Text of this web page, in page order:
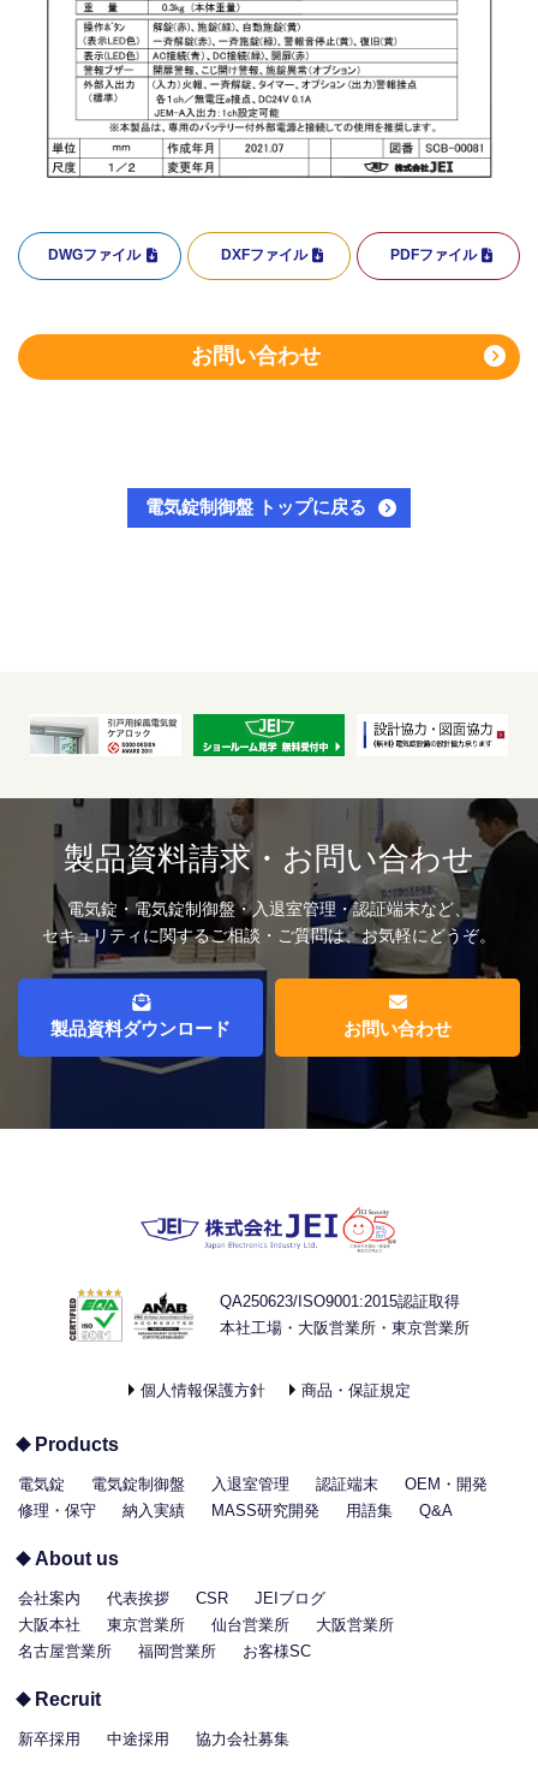
DWGファイル DXFファイル PDFファイル
お問い合わせ
電気錠制御盤 トップに戻る
製品資料請求・お問い合わせ
電気錠・電気錠制御盤・入退室管理・認証端末など、
セキュリティに関するご相談・ご質問は、お気軽にどうぞ。
製品資料ダウンロード お問い合わせ
QA250623/ISO9001:2015認証取得
本社工場・大阪営業所・東京営業所
個人情報保護方針 商品・保証規定
Products
電気錠 電気錠制御盤 入退室管理 認証端末
OEM・開発
修理・保守
納入実績 MASS研究開発 用語集 Q&A
About us
会社案内 代表挨拶 CSR
JEIブログ
大阪本社
東京営業所 仙台営業所
大阪営業所
名古屋営業所
福岡営業所 お客様SC
Recruit
新卒採用 中途採用 協力会社募集